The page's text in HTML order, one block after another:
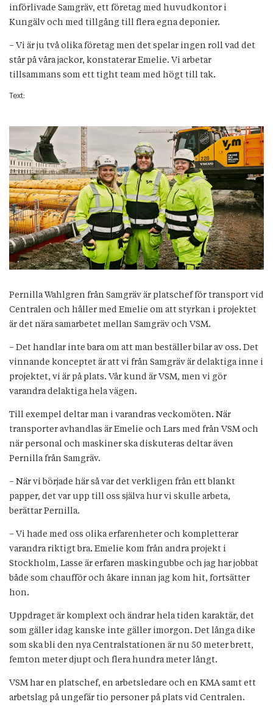
införlivade Samgräv, ett företag med huvudkontor i
Kungälv och med tillgång till flera egna deponier.
– Vi är ju två olika företag men det spelar ingen roll vad det
står på våra jackor, konstaterar Emelie. Vi arbetar
tillsammans som ett tight team med högt till tak.
Text:
Pernilla Wahlgren från Samgräv är platschef för transport vid
Centralen och håller med Emelie om att styrkan i projektet
är det nära samarbetet mellan Samgräv och VSM.
– Det handlar inte bara om att man beställer bilar av oss. Det
vinnande konceptet är att vi från Samgräv är delaktiga inne i
projektet, vi är på plats. Vår kund är VSM, men vi gör
varandra delaktiga hela vägen.
Till exempel deltar man i varandras veckomöten. När
transporter avhandlas är Emelie och Lars med från VSM och
när personal och maskiner ska diskuteras deltar även
Pernilla från Samgräv.
– När vi började här så var det verkligen från ett blankt
papper, det var upp till oss själva hur vi skulle arbeta,
berättar Pernilla.
– Vi hade med oss olika erfarenheter och kompletterar
varandra riktigt bra. Emelie kom från andra projekt i
Stockholm, Lasse är erfaren maskingubbe och jag har jobbat
både som chaufför och åkare innan jag kom hit, fortsätter
hon.
Uppdraget är komplext och ändrar hela tiden karaktär, det
som gäller idag kanske inte gäller imorgon. Det långa dike
som ska bli den nya Centralstationen är nu 50 meter brett,
femton meter djupt och flera hundra meter långt.
VSM har en platschef, en arbetsledare och en KMA samt ett
arbetslag på ungefär tio personer på plats vid Centralen.